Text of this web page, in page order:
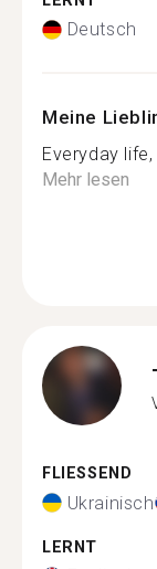
Deutsch
Meine
Everyday
Mehr lesen
FLIESSEND
Ukrainisch
LERNT